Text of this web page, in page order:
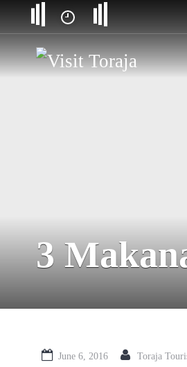
3
June 6, 2016 Toraja